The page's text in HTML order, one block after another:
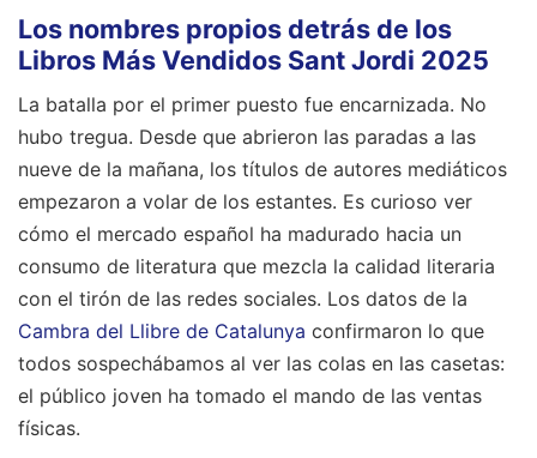
Los nombres propios detrás de los
Libros Más Vendidos Sant Jordi 2025
La batalla por el primer puesto fue encarnizada. No
hubo tregua. Desde que abrieron las paradas a las
nueve de la mañana, los títulos de autores mediáticos
empezaron a volar de los estantes. Es curioso ver
cómo el mercado español ha madurado hacia un
consumo de literatura que mezcla la calidad literaria
con el tirón de las redes sociales. Los datos de la
Cambra del Llibre de Catalunya confirmaron lo que
todos sospechábamos al ver las colas en las casetas:
el público joven ha tomado el mando de las ventas
físicas.